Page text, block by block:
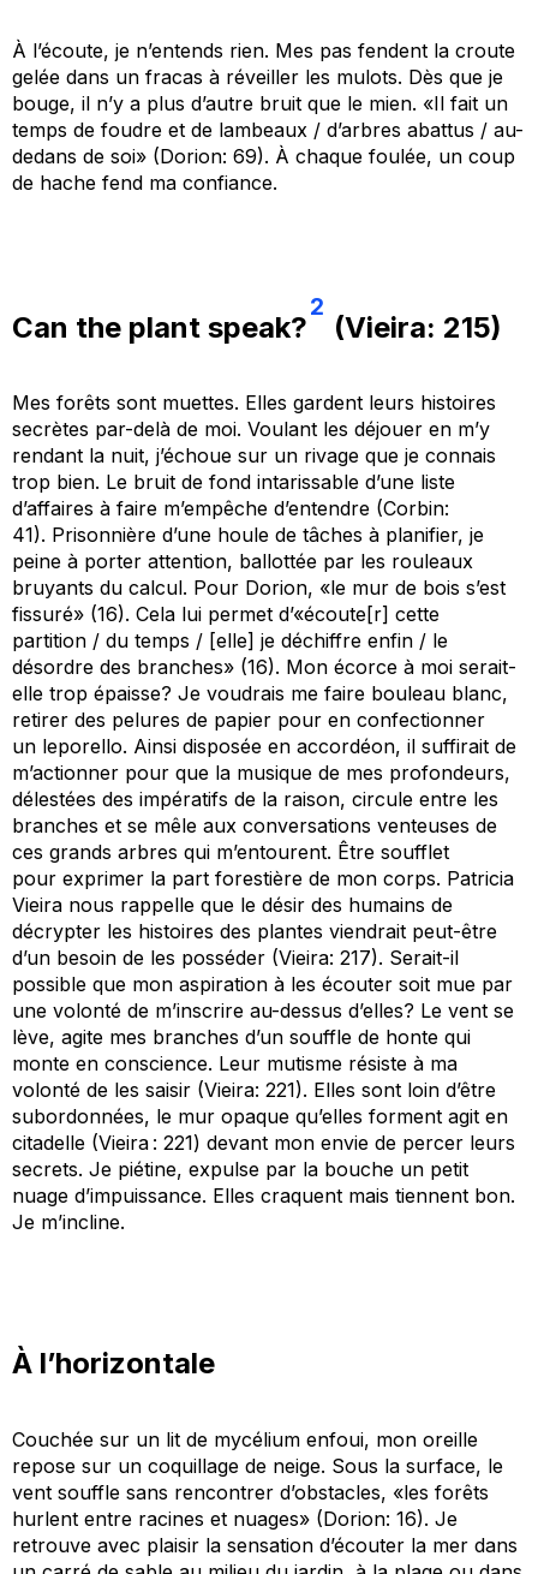
À l’écoute, je n’entends rien. Mes pas fendent la croute
gelée dans un fracas à réveiller les mulots. Dès que je
bouge, il n’y a plus d’autre bruit que le mien. «Il fait un
temps de foudre et de lambeaux / d’arbres abattus / au-
dedans de soi» (Dorion: 69). À chaque foulée, un coup
de hache fend ma confiance.
Can the plant speak?
2
(Vieira: 215)
Mes forêts sont muettes. Elles gardent leurs histoires
secrètes par-delà de moi. Voulant les déjouer en m’y
rendant la nuit, j’échoue sur un rivage que je connais
trop bien. Le bruit de fond intarissable d’une liste
d’affaires à faire m’empêche d’entendre (Corbin:
41). Prisonnière d’une houle de tâches à planifier, je
peine à porter attention, ballottée par les rouleaux
bruyants du calcul. Pour Dorion, «le mur de bois s’est
fissuré» (16). Cela lui permet d’«écoute[r] cette
partition / du temps / [elle] je déchiffre enfin / le
désordre des branches» (16). Mon écorce à moi serait-
elle trop épaisse? Je voudrais me faire bouleau blanc,
retirer des pelures de papier pour en confectionner
un leporello. Ainsi disposée en accordéon, il suffirait de
m’actionner pour que la musique de mes profondeurs,
délestées des impératifs de la raison, circule entre les
branches et se mêle aux conversations venteuses de
ces grands arbres qui m’entourent. Être soufflet
pour exprimer la part forestière de mon corps. Patricia
Vieira nous rappelle que le désir des humains de
décrypter les histoires des plantes viendrait peut-être
d’un besoin de les posséder (Vieira: 217). Serait-il
possible que mon aspiration à les écouter soit mue par
une volonté de m’inscrire au-dessus d’elles? Le vent se
lève, agite mes branches d’un souffle de honte qui
monte en conscience. Leur mutisme résiste à ma
volonté de les saisir (Vieira: 221). Elles sont loin d’être
subordonnées, le mur opaque qu’elles forment agit en
citadelle (Vieira : 221) devant mon envie de percer leurs
secrets. Je piétine, expulse par la bouche un petit
nuage d’impuissance. Elles craquent mais tiennent bon.
Je m’incline.
À l’horizontale
Couchée sur un lit de mycélium enfoui, mon oreille
repose sur un coquillage de neige. Sous la surface, le
vent souffle sans rencontrer d’obstacles, «les forêts
hurlent entre racines et nuages» (Dorion: 16). Je
retrouve avec plaisir la sensation d’écouter la mer dans